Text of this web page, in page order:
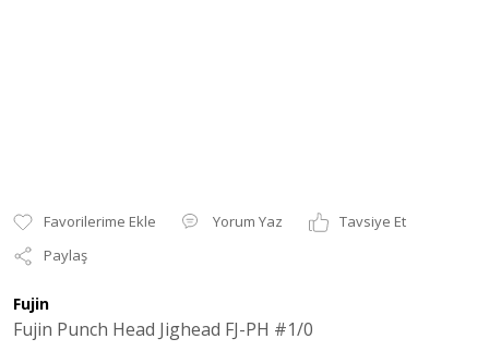
Yorum Yaz
Tavsiye Et
Paylaş
Fujin
Fujin Punch Head Jighead FJ-PH #1/0